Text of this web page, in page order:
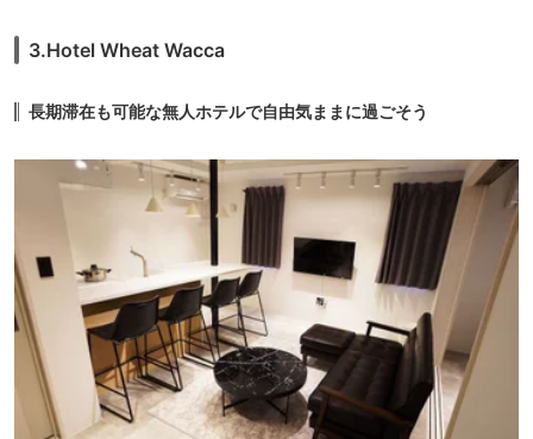
3.Hotel Wheat Wacca
長期滞在も可能な無人ホテルで自由気ままに過ごそう